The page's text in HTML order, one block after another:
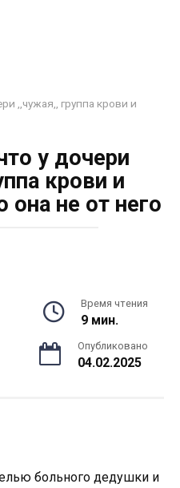
,,чужая,, группа крови и
у дочери
крови и
она не от него
Время чтения
9 мин.
Опубликовано
04.02.2025
больного дедушки и